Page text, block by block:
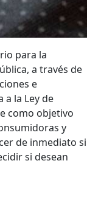
para la
a través de
e
la Ley de
como objetivo
y
de inmediato si
si desean